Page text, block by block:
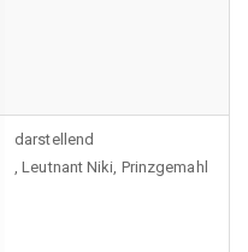
darstellend
, Leutnant Niki, Prinzgemahl